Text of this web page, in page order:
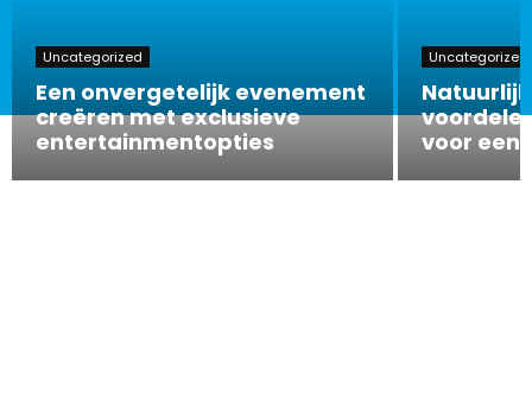
Uncategorized
Een onvergetelijk evenement
creëren met exclusieve
entertainmentopties
Uncategorized
voor een